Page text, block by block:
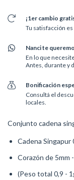
¡1er cambio
Tu satisfacción
Nanci te
En lo que
Antes, durante y
Bonificación
Consultá el
locales.
Conjunto cadena
Cadena Singapur
Corazón de 5mm
(Peso total 0,9 -